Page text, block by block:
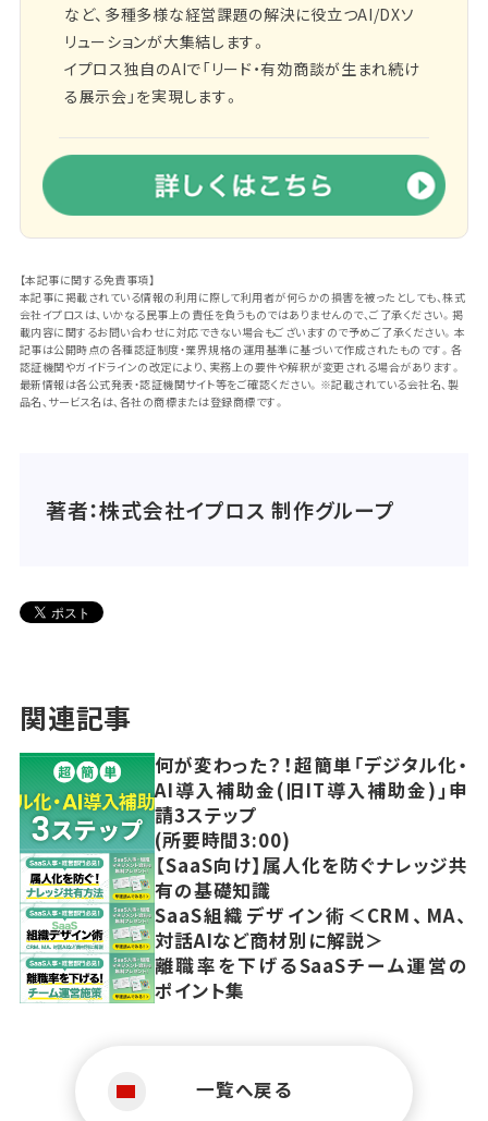
など、多種多様な経営課題の解決に役立つAI/DXソ
リューションが大集結します。
イプロス独自のAIで「リード・有効商談が生まれ続け
る展示会」を実現します。
【本記事に関する免責事項】
本記事に掲載されている情報の利用に際して利用者が何らかの損害を被ったとしても、株式
会社イプロスは、いかなる民事上の責任を負うものではありませんので、ご了承ください。掲
載内容に関するお問い合わせに対応できない場合もございますので予めご了承ください。本
記事は公開時点の各種認証制度・業界規格の運用基準に基づいて作成されたものです。各
認証機関やガイドラインの改定により、実務上の要件や解釈が変更される場合があります。
最新情報は各公式発表・認証機関サイト等をご確認ください。※記載されている会社名、製
品名、サービス名は、各社の商標または登録商標です。
著者：株式会社イプロス 制作グループ
関連記事
何が変わった？！超簡単「デジタル化・
AI導入補助金(旧IT導入補助金)」申
請3ステップ
(所要時間3:00)
【SaaS向け】属人化を防ぐナレッジ共
有の基礎知識
SaaS組織デザイン術＜CRM、MA、
対話AIなど商材別に解説＞
離職率を下げるSaaSチーム運営の
ポイント集
一覧へ戻る